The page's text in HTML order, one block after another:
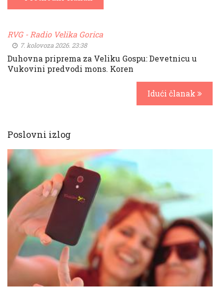
RVG - Radio Velika Gorica
7. kolovoza 2026. 23:38
Duhovna priprema za Veliku Gospu: Devetnicu u
Vukovini predvodi mons. Koren
Idući članak
Poslovni izlog